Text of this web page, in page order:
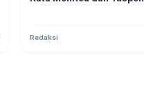
Redaksi